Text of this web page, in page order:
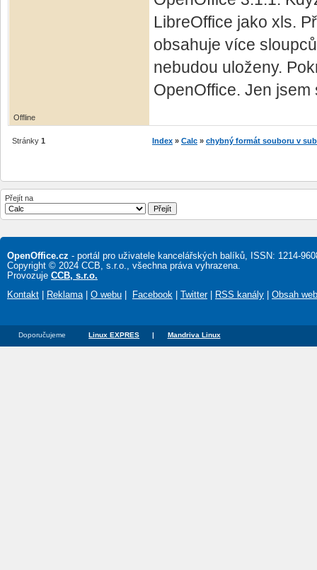
LibreOffice jako xls.
obsahuje více
nebudou uloženy.
OpenOffice. Jen
Offline
Stránky 1 Index » Calc » chybný formát souboru v
Přejít na
OpenOffice.cz - portál pro uživatele kancelářských balíků, ISSN: 1214-
Copyright © 2024 CCB, s.r.o., všechna práva vyhrazena.
Provozuje CCB, s.r.o.
Kontakt
Reklama| O webu Facebook Twitter| RSS kanály Obsah
Doporučujeme Linux EXPRES Mandriva Linux